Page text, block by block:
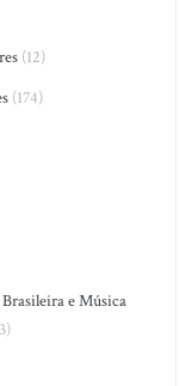
(12)
(174)
e Música